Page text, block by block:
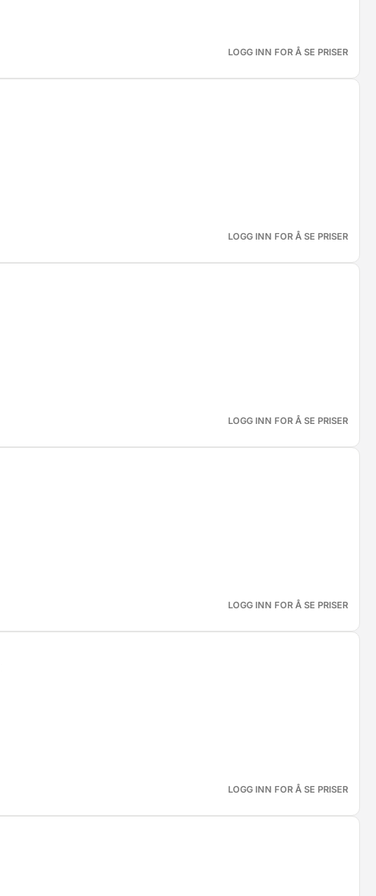
LOGG INN FOR Å SE PRISER
LOGG INN FOR Å SE PRISER
LOGG INN FOR Å SE PRISER
LOGG INN FOR Å SE PRISER
LOGG INN FOR Å SE PRISER